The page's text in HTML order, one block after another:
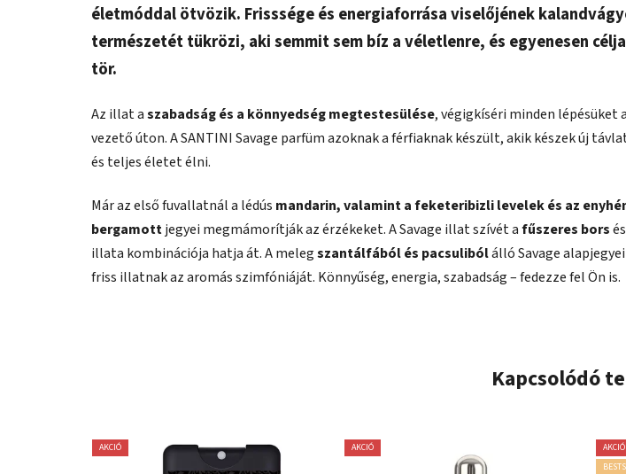
életmóddal ötvözik. Frisssége és energiaforrása viselőjének
természetét tükrözi, aki semmit sem bíz a véletlenre, és egyenesen
tör.
Az illat aszabadság és a könnyedség megtestesülése, végigkíséri minden lépésüket
vezető úton. A SANTINI Savage parfüm azoknak a férfiaknak készült, akik készek új
és teljes életet élni.
Már az első fuvallatnál a lédús mandarin, valamint a feketeribizli levelek és az
bergamottjegyei megmámorítják az érzékeket. A Savage illat szívét afűszeres bors
illata kombinációja hatja át. A melegszantálfából és pacsulibólálló Savage
friss illatnak az aromás szimfóniáját. Könnyűség, energia, szabadság – fedezze fel Ön is.
Kapcsolódó
AKCIÓ AKCIÓ
AKCIÓ